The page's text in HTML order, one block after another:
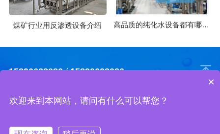
煤矿行业用反渗透设备介绍 高品质的纯化水设备都有哪些优势
15890628086/15890628086
河南万达环保工程有限公司 版权所有
×
欢迎来到本网站，请问有什么可以帮您？